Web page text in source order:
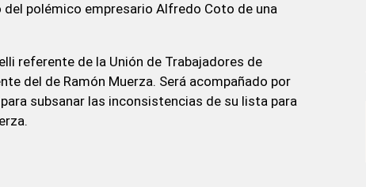
del polémico empresario Alfredo Coto de una
referente de la Unión de Trabajadores de
del de Ramón Muerza. Será acompañado por
subsanar las inconsistencias de su lista para